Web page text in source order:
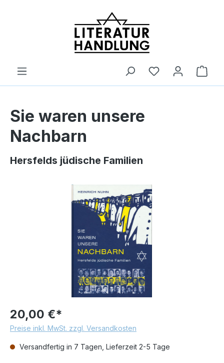
Sie waren unsere
Nachbarn
Hersfelds jüdische Familien
Bildergalerie überspringen
20,00 €*
Preise inkl. MwSt. zzgl. Versandkosten
Versandfertig in 7 Tagen, Lieferzeit 2-5 Tage